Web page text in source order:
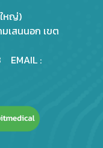
หญ่)
เสนนอก เขต
EMAIL :